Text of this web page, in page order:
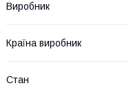
Виробник
Країна виробник
Стан